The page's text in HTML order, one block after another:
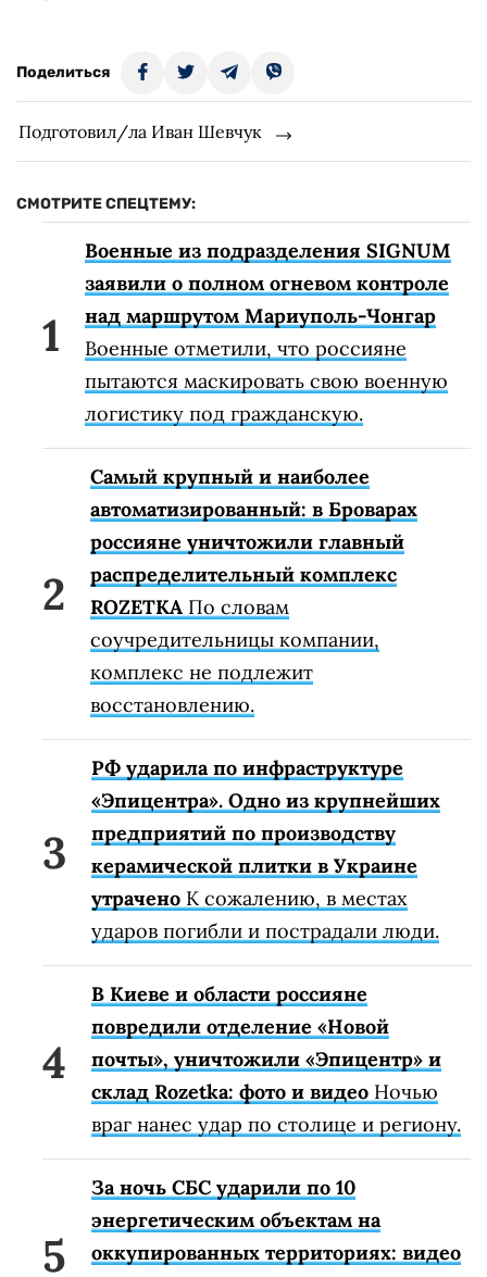
Поделиться
Подготовил/ла Иван Шевчук
СМОТРИТЕ СПЕЦТЕМУ:
Военные из подразделения SIGNUM
заявили о полном огневом контроле
над маршрутом Мариуполь-Чонгар
Военные отметили, что россияне
пытаются маскировать свою военную
логистику под гражданскую.
Самый крупный и наиболее
автоматизированный: в Броварах
россияне уничтожили главный
распределительный комплекс
ROZETKA По словам
соучредительницы компании,
комплекс не подлежит
восстановлению.
РФ ударила по инфраструктуре
«Эпицентра». Одно из крупнейших
предприятий по производству
керамической плитки в Украине
утрачено К сожалению, в местах
ударов погибли и пострадали люди.
В Киеве и области россияне
повредили отделение «Новой
почты», уничтожили «Эпицентр» и
склад Rozetka: фото и видео Ночью
враг нанес удар по столице и региону.
За ночь СБС ударили по 10
энергетическим объектам на
оккупированных территориях: видео